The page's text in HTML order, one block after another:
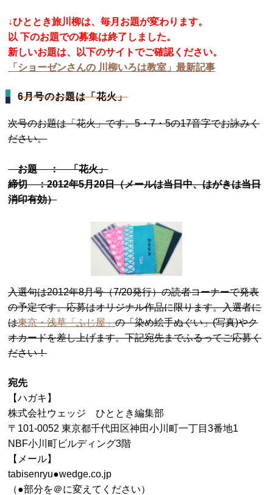
↓ひととき旅川柳は、毎月お題が変わります。
以 下のお題での募集は終了しました。
新しいお題は、以下のサイトでご確認ください。
「ショーゼンさんの 川柳いろは教室」最新記事
6月号のお題は「花火」
次号のお題は「花火」です。5・7・5の17音字でお詠みく
ださい。
お題 ： 「花火」
締切 ：2012年5月20日（メールは当日中、はがきは当日
消印有効）
入選句は2012年8月号（7/20発行）の読者コーナーで発表
の予定です。応募はオリジナル作品に限ります。入選者に
は東京・浅草「ふじ屋」の「染め絵手ぬぐい」(写真)やク
オカードを差し上げます。下記宛先までふるってご応募く
ださい！
宛先
【ハガキ】
株式会社ウェッジ ひととき編集部
〒101-0052 東京都千代田区神田小川町一丁目3番地1
NBF小川町ビルディング3階
【メール】
tabisenryu●wedge.co.jp
（●部分を＠に変えてください）